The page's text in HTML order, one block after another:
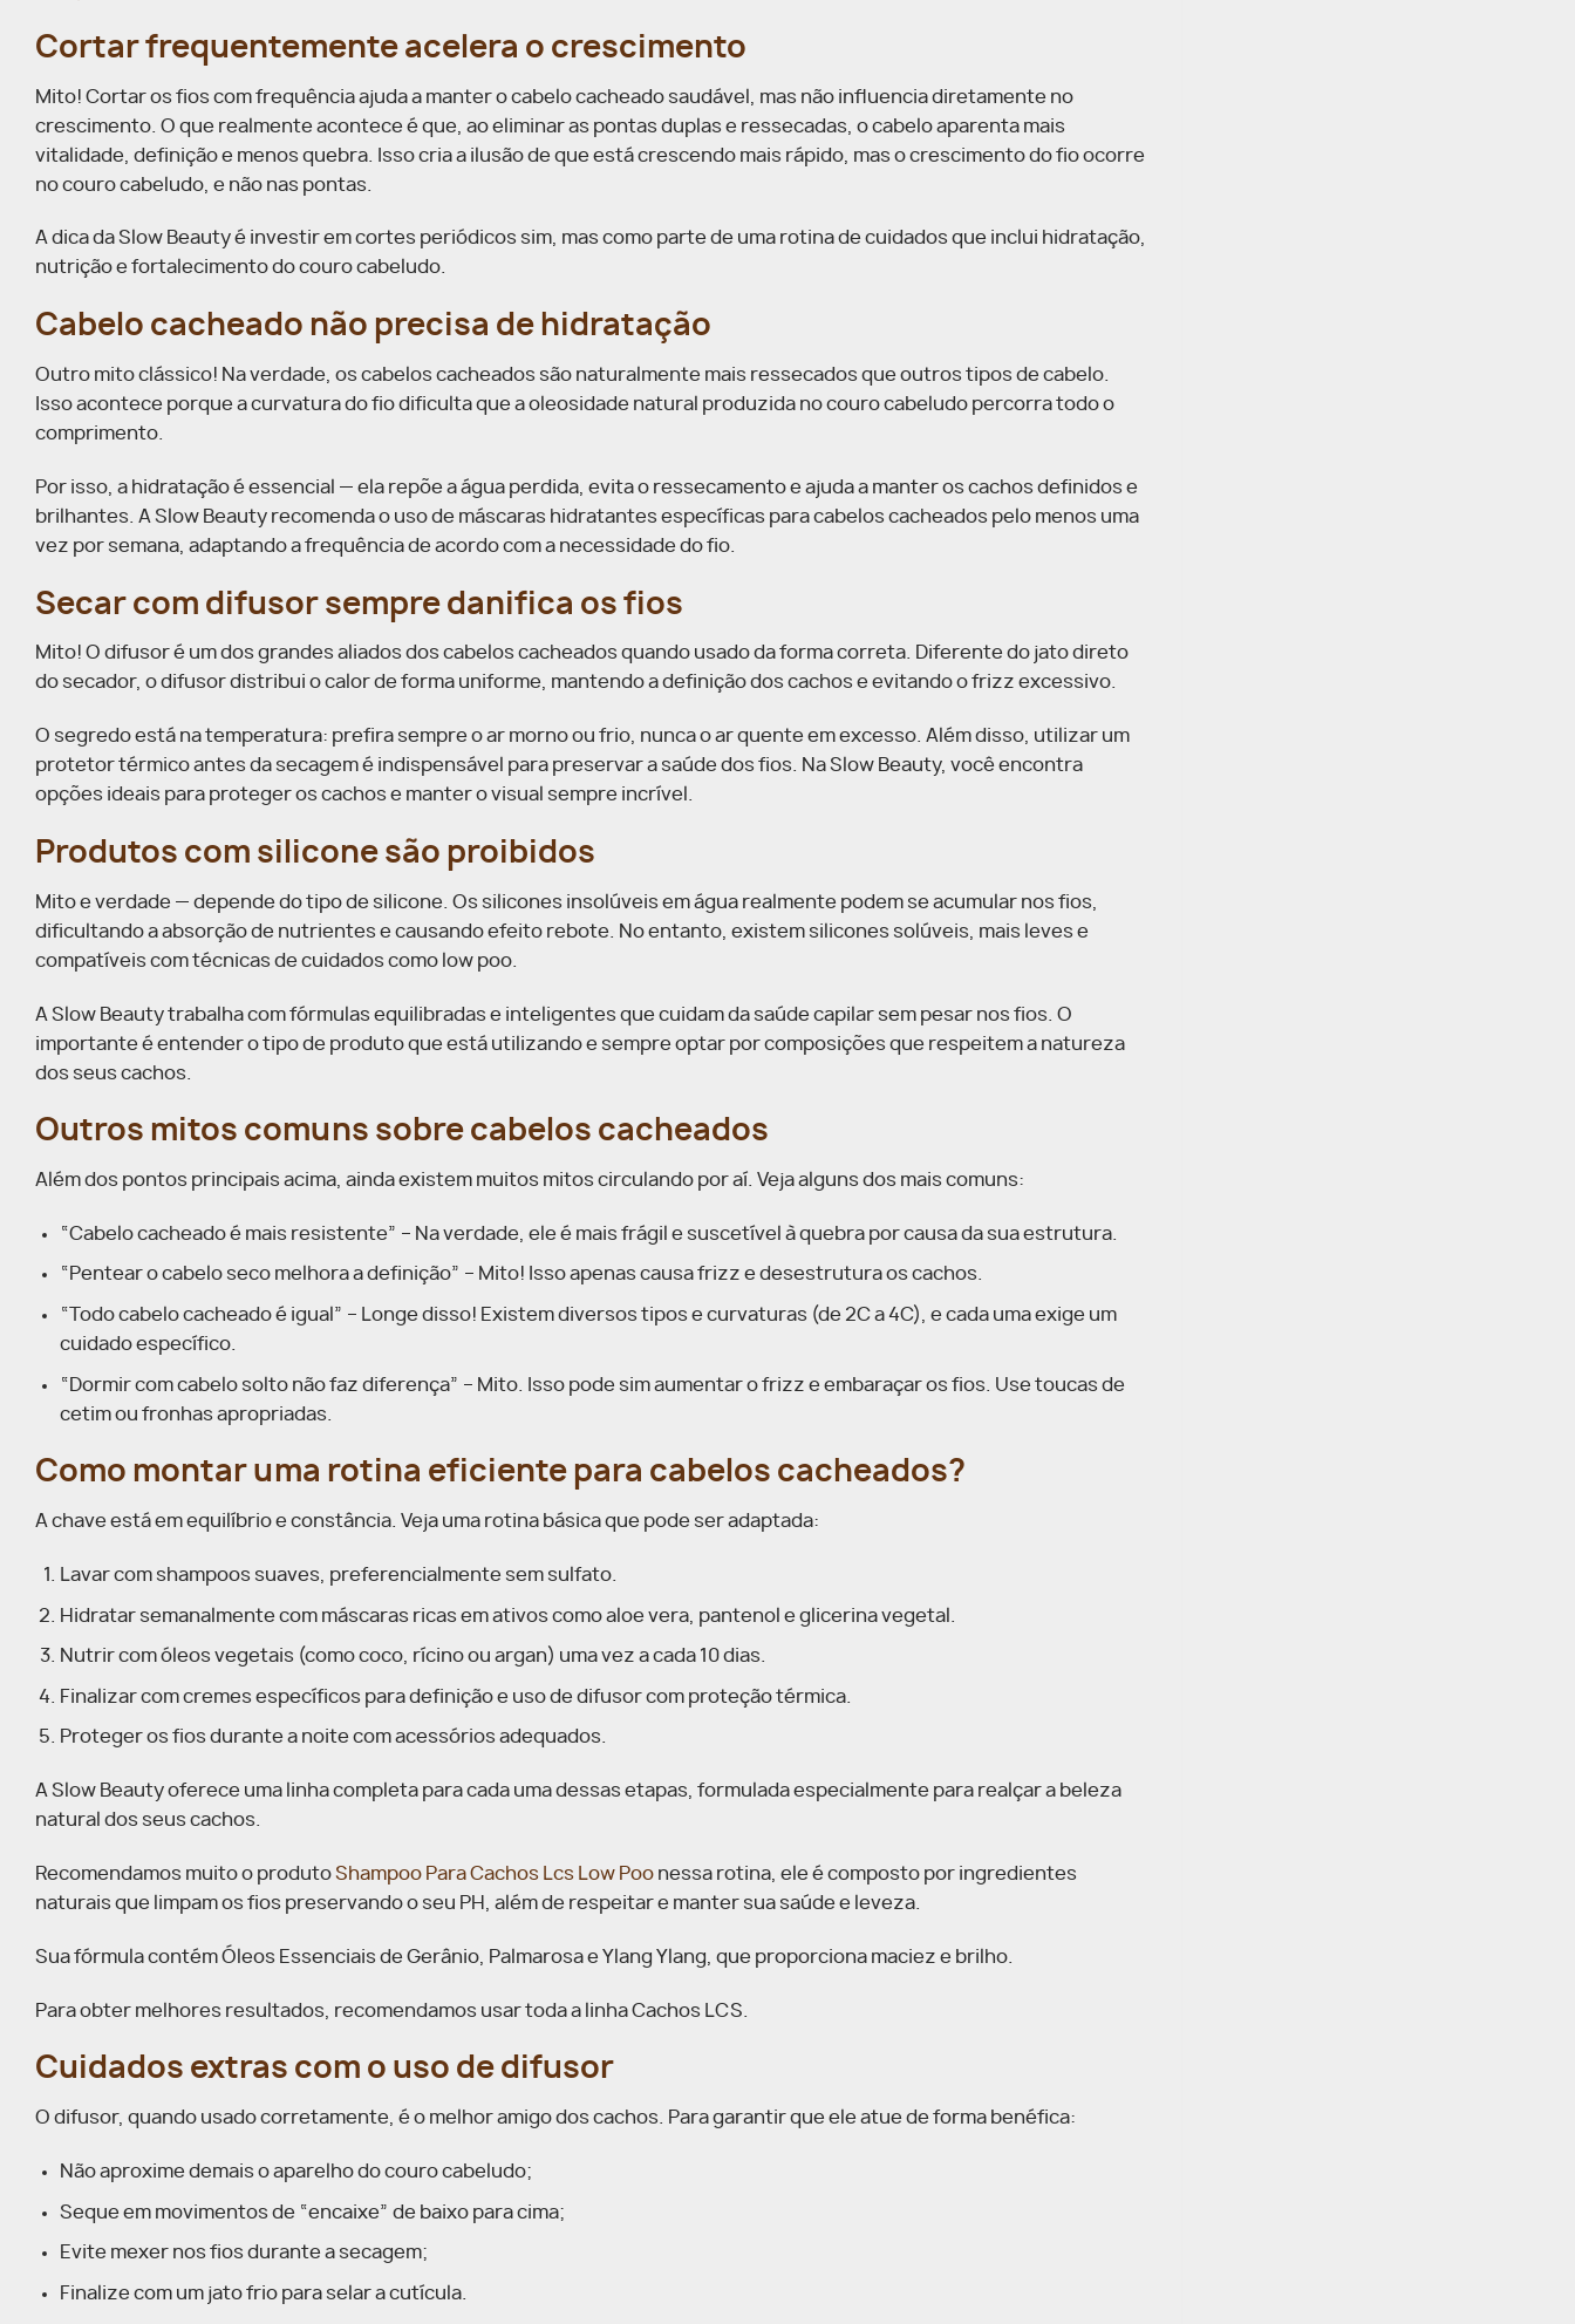
Cortar frequentemente acelera o crescimento
Mito! Cortar os fios com frequência ajuda a manter o cabelo cacheado saudável, mas não influencia diretamente no
crescimento. O que realmente acontece é que, ao eliminar as pontas duplas e ressecadas, o cabelo aparenta mais
vitalidade, definição e menos quebra. Isso cria a ilusão de que está crescendo mais rápido, mas o crescimento do fio ocorre
no couro cabeludo, e não nas pontas.
A dica da Slow Beauty é investir em cortes periódicos sim, mas como parte de uma rotina de cuidados que inclui hidratação,
nutrição e fortalecimento do couro cabeludo.
Cabelo cacheado não precisa de hidratação
Outro mito clássico! Na verdade, os cabelos cacheados são naturalmente mais ressecados que outros tipos de cabelo.
Isso acontece porque a curvatura do fio dificulta que a oleosidade natural produzida no couro cabeludo percorra todo o
comprimento.
Por isso, a hidratação é essencial — ela repõe a água perdida, evita o ressecamento e ajuda a manter os cachos definidos e
brilhantes. A Slow Beauty recomenda o uso de máscaras hidratantes específicas para cabelos cacheados pelo menos uma
vez por semana, adaptando a frequência de acordo com a necessidade do fio.
Secar com difusor sempre danifica os fios
Mito! O difusor é um dos grandes aliados dos cabelos cacheados quando usado da forma correta. Diferente do jato direto
do secador, o difusor distribui o calor de forma uniforme, mantendo a definição dos cachos e evitando o frizz excessivo.
O segredo está na temperatura: prefira sempre o ar morno ou frio, nunca o ar quente em excesso. Além disso, utilizar um
protetor térmico antes da secagem é indispensável para preservar a saúde dos fios. Na Slow Beauty, você encontra
opções ideais para proteger os cachos e manter o visual sempre incrível.
Produtos com silicone são proibidos
Mito e verdade — depende do tipo de silicone. Os silicones insolúveis em água realmente podem se acumular nos fios,
dificultando a absorção de nutrientes e causando efeito rebote. No entanto, existem silicones solúveis, mais leves e
compatíveis com técnicas de cuidados como low poo.
A Slow Beauty trabalha com fórmulas equilibradas e inteligentes que cuidam da saúde capilar sem pesar nos fios. O
importante é entender o tipo de produto que está utilizando e sempre optar por composições que respeitem a natureza
dos seus cachos.
Outros mitos comuns sobre cabelos cacheados
Além dos pontos principais acima, ainda existem muitos mitos circulando por aí. Veja alguns dos mais comuns:
“Cabelo cacheado é mais resistente” – Na verdade, ele é mais frágil e suscetível à quebra por causa da sua estrutura.
“Pentear o cabelo seco melhora a definição” – Mito! Isso apenas causa frizz e desestrutura os cachos.
“Todo cabelo cacheado é igual” – Longe disso! Existem diversos tipos e curvaturas (de 2C a 4C), e cada uma exige um
cuidado específico.
“Dormir com cabelo solto não faz diferença” – Mito. Isso pode sim aumentar o frizz e embaraçar os fios. Use toucas de
cetim ou fronhas apropriadas.
Como montar uma rotina eficiente para cabelos cacheados?
A chave está em equilíbrio e constância. Veja uma rotina básica que pode ser adaptada:
Lavar com shampoos suaves, preferencialmente sem sulfato.
Hidratar semanalmente com máscaras ricas em ativos como aloe vera, pantenol e glicerina vegetal.
Nutrir com óleos vegetais (como coco, rícino ou argan) uma vez a cada 10 dias.
Finalizar com cremes específicos para definição e uso de difusor com proteção térmica.
Proteger os fios durante a noite com acessórios adequados.
A Slow Beauty oferece uma linha completa para cada uma dessas etapas, formulada especialmente para realçar a beleza
natural dos seus cachos.
Recomendamos muito o produtoShampoo Para Cachos Lcs Low Poo nessa rotina, ele é composto por ingredientes
naturais que limpam os fios preservando o seu PH, além de respeitar e manter sua saúde e leveza.
Sua fórmula contém Óleos Essenciais de Gerânio, Palmarosa e Ylang Ylang, que proporciona maciez e brilho.
Para obter melhores resultados, recomendamos usar toda a linha Cachos LCS.
Cuidados extras com o uso de difusor
O difusor, quando usado corretamente, é o melhor amigo dos cachos. Para garantir que ele atue de forma benéfica:
Não aproxime demais o aparelho do couro cabeludo;
Seque em movimentos de “encaixe” de baixo para cima;
Evite mexer nos fios durante a secagem;
Finalize com um jato frio para selar a cutícula.